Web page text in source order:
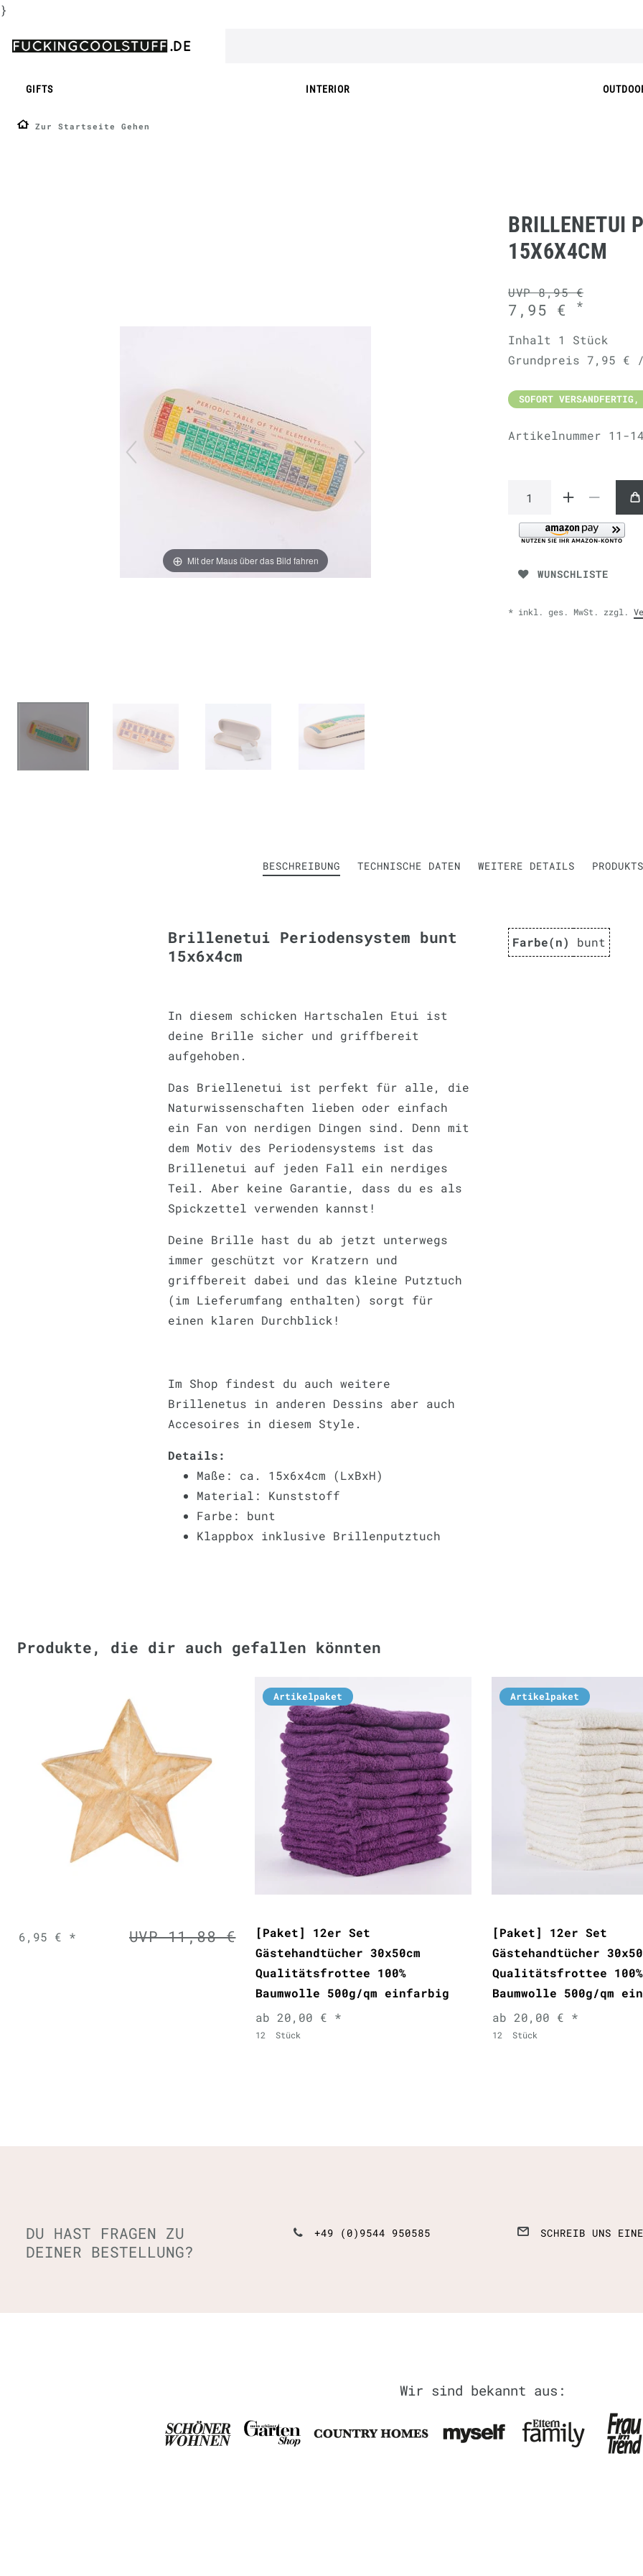
}
GIFTS INTERIOR
Zur Startseite Gehen
Mit der Maus über das Bild fahren
BRILLENETUI
15X6X4CM
UVP 8,95 €
7,95 € *
Inhalt 1 Stück
Grundpreis 7,95 €
SOFORT
Artikelnummer 11-
WUNSCHLISTE
* inkl. ges. MwSt. zzgl.
BESCHREIBUNG TECHNISCHE DATEN WEITERE DETAILS
Brillenetui Periodensystem bunt
15x6x4cm
In diesem schicken Hartschalen Etui ist
deine Brille sicher und griffbereit
aufgehoben.
Das Briellenetui ist perfekt für alle, die
Naturwissenschaften lieben oder einfach
ein Fan von nerdigen Dingen sind. Denn mit
dem Motiv des Periodensystems ist das
Brillenetui auf jeden Fall ein nerdiges
Teil. Aber keine Garantie, dass du es als
Spickzettel verwenden kannst!
Deine Brille hast du ab jetzt unterwegs
immer geschützt vor Kratzern und
griffbereit dabei und das kleine Putztuch
(im Lieferumfang enthalten) sorgt für
einen klaren Durchblick!
Im Shop findest du auch weitere
Brillenetus in anderen Dessins aber auch
Accesoires in diesem Style.
Details:
Maße: ca. 15x6x4cm (LxBxH)
Material: Kunststoff
Farbe: bunt
Klappbox inklusive Brillenputztuch
Farbe(n) bunt
Produkte, die dir auch gefallen könnten
UVP 11,88 €
6,95 € *
Artikelpaket
[Paket] 12er Set
Gästehandtücher 30x50cm
Qualitätsfrottee 100%
Baumwolle 500g/qm einfarbig
ab 20,00 € *
12 Stück
Artikelpaket
[Paket] 12er Set
Gästehandtücher
Qualitätsfrottee 100%
Baumwolle 500g/qm
ab 20,00 € *
12 Stück
DU HAST FRAGEN ZU
DEINER BESTELLUNG?
+49 (0)9544 950585 SCHREIB UNS
Wir sind bekannt aus: